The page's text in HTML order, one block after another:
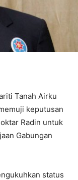
Tanah Airku
keputusan
Radin untuk
Gabungan
status